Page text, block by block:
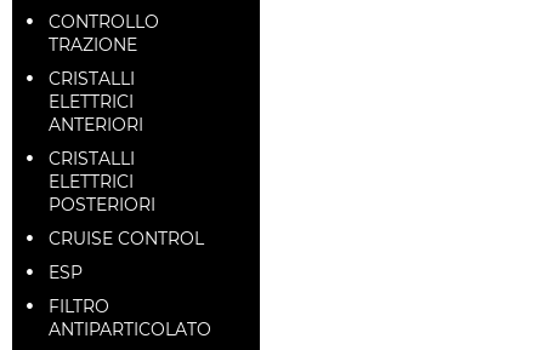
CONTROLLO
TRAZIONE
CRISTALLI
ELETTRICI
ANTERIORI
CRISTALLI
ELETTRICI
POSTERIORI
CRUISE CONTROL
ESP
FILTRO
ANTIPARTICOLATO